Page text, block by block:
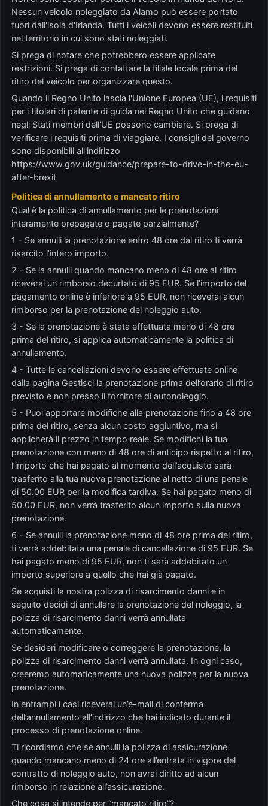
Nessun veicolo noleggiato da Alamo può essere portato
fuori dall'isola d'Irlanda. Tutti i veicoli devono essere restituiti
nel territorio in cui sono stati noleggiati.
Si prega di notare che potrebbero essere applicate
restrizioni. Si prega di contattare la filiale locale prima del
ritiro del veicolo per organizzare questo.
Quando il Regno Unito lascia l'Unione Europea (UE), i requisiti
per i titolari di patente di guida nel Regno Unito che guidano
negli Stati membri dell'UE possono cambiare. Si prega di
verificare i requisiti prima di viaggiare. I consigli del governo
sono disponibili all'indirizzo
https://www.gov.uk/guidance/prepare-to-drive-in-the-eu-
after-brexit
Politica di annullamento e mancato ritiro
Qual è la politica di annullamento per le prenotazioni
interamente prepagate o pagate parzialmente?
1 - Se annulli la prenotazione entro 48 ore dal ritiro ti verrà
risarcito l’intero importo.
2 - Se la annulli quando mancano meno di 48 ore al ritiro
riceverai un rimborso decurtato di 95 EUR. Se l’importo del
pagamento online è inferiore a 95 EUR, non riceverai alcun
rimborso per la prenotazione del noleggio auto.
3 - Se la prenotazione è stata effettuata meno di 48 ore
prima del ritiro, si applica automaticamente la politica di
annullamento.
4 - Tutte le cancellazioni devono essere effettuate online
dalla pagina Gestisci la prenotazione prima dell’orario di ritiro
previsto e non presso il fornitore di autonoleggio.
5 - Puoi apportare modifiche alla prenotazione fino a 48 ore
prima del ritiro, senza alcun costo aggiuntivo, ma si
applicherà il prezzo in tempo reale. Se modifichi la tua
prenotazione con meno di 48 ore di anticipo rispetto al ritiro,
l’importo che hai pagato al momento dell’acquisto sarà
trasferito alla tua nuova prenotazione al netto di una penale
di 50.00 EUR per la modifica tardiva. Se hai pagato meno di
50.00 EUR, non verrà trasferito alcun importo sulla nuova
prenotazione.
6 - Se annulli la prenotazione meno di 48 ore prima del ritiro,
ti verrà addebitata una penale di cancellazione di 95 EUR. Se
hai pagato meno di 95 EUR, non ti sarà addebitato un
importo superiore a quello che hai già pagato.
Se acquisti la nostra polizza di risarcimento danni e in
seguito decidi di annullare la prenotazione del noleggio, la
polizza di risarcimento danni verrà annullata
automaticamente.
Se desideri modificare o correggere la prenotazione, la
polizza di risarcimento danni verrà annullata. In ogni caso,
creeremo automaticamente una nuova polizza per la nuova
prenotazione.
In entrambi i casi riceverai un’e-mail di conferma
dell’annullamento all’indirizzo che hai indicato durante il
processo di prenotazione online.
Ti ricordiamo che se annulli la polizza di assicurazione
quando mancano meno di 24 ore all’entrata in vigore del
contratto di noleggio auto, non avrai diritto ad alcun
rimborso in relazione all’assicurazione.
Che cosa si intende per “mancato ritiro”?